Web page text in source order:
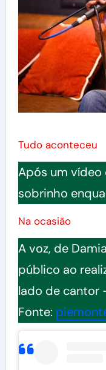
Tudo aconteceu
Após um
sobrinho
Na ocasião
A voz, de
público ao
lado de cantor
Fonte: